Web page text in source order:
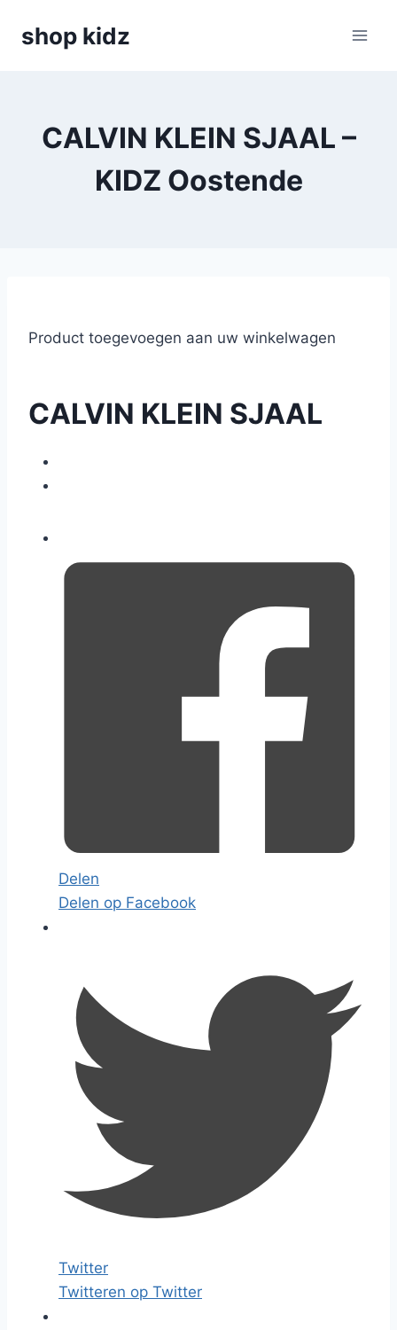
shop kidz
CALVIN KLEIN SJAAL –
KIDZ Oostende
Product toegevoegen aan uw winkelwagen
CALVIN KLEIN SJAAL
Delen
Delen op Facebook
Twitter
Twitteren op Twitter